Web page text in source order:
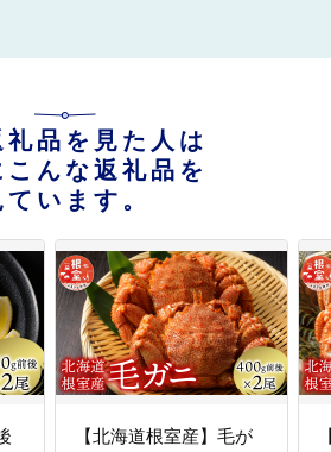
礼品を見た人は
こんな返礼品を
ています。
【北海道根室産】毛が